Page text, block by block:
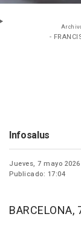
-
Infosalus
Jueves, 7 mayo 2026
Publicado: 17:04
BARCELONA,